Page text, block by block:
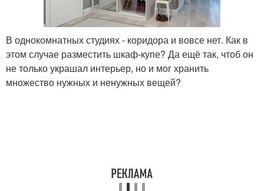
В однокомнатных студиях - коридора и вовсе нет. Как в
этом случае разместить шкаф-купе? Да ещё так, чтоб он
не только украшал интерьер, но и мог хранить
множество нужных и ненужных вещей?